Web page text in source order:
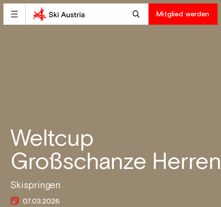
Mitglied werden
Weltcup
Großschanze Herren
Skispringen
07.03.2026